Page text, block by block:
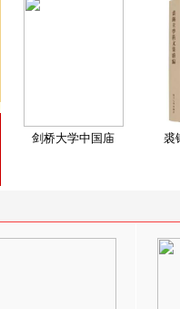
剑桥大学中国庙 裘